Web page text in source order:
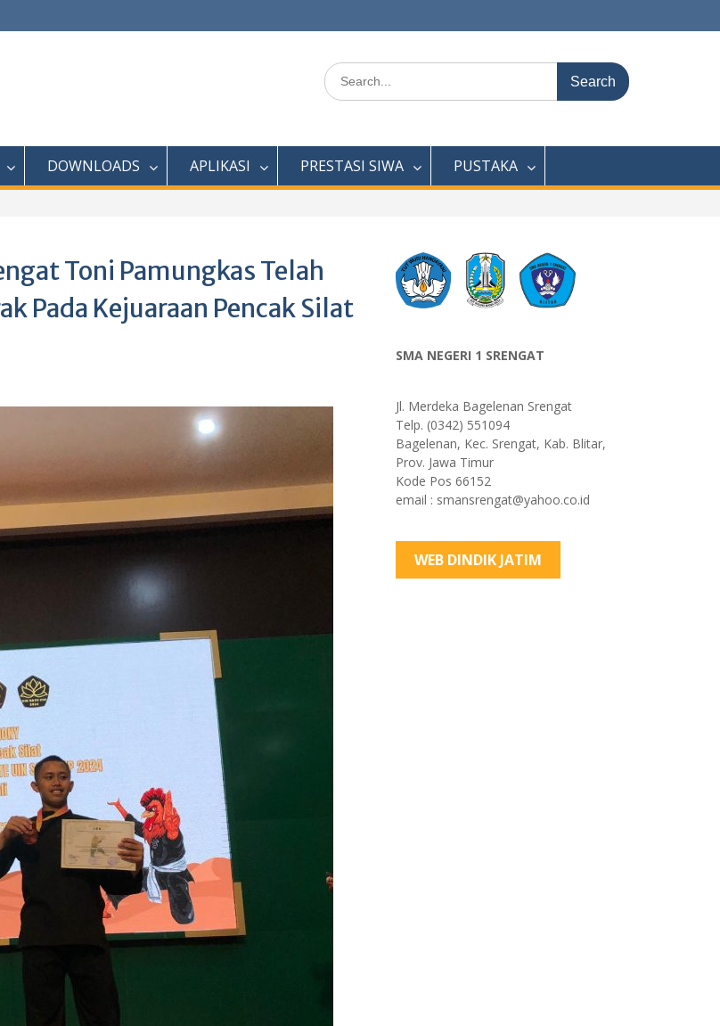
Search
for:
DOWNLOADS APLIKASI PRESTASI SIWA PUSTAKA
Toni Pamungkas Telah
Pada Kejuaraan Pencak Silat
SMA NEGERI 1 SRENGAT
Jl. Merdeka Bagelenan Srengat
Telp. (0342) 551094
Bagelenan, Kec. Srengat, Kab. Blitar,
Prov. Jawa Timur
Kode Pos 66152
email : smansrengat@yahoo.co.id
WEB DINDIK JATIM